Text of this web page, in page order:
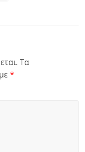
Τα
*